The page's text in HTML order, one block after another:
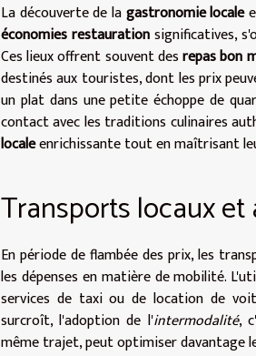
La découverte de lagastronomie locale
économies restaurationsignificatives,
Ces lieux offrent souvent desrepas bon
destinés aux touristes, dont les prix
un plat dans une petite échoppe de
contact avec les traditions culinaires
localeenrichissante tout en maîtrisant
Transports locaux
En période de flambée des prix, les
les dépenses en matière de mobilité.
services de taxi ou de location de
surcroît, l'adoption de l'intermodalité,
même trajet, peut optimiser davantage